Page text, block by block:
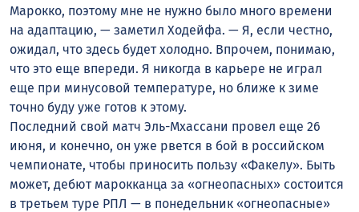
Марокко, поэтому мне не нужно было много времени
на адаптацию, — заметил Ходейфа. — Я, если честно,
ожидал, что здесь будет холодно. Впрочем, понимаю,
что это еще впереди. Я никогда в карьере не играл
еще при минусовой температуре, но ближе к зиме
точно буду уже готов к этому.
Последний свой матч Эль-Мхассани провел еще 26
июня, и конечно, он уже рвется в бой в российском
чемпионате, чтобы приносить пользу «Факелу». Быть
может, дебют марокканца за «огнеопасных» состоится
в третьем туре РПЛ — в понедельник «огнеопасные»